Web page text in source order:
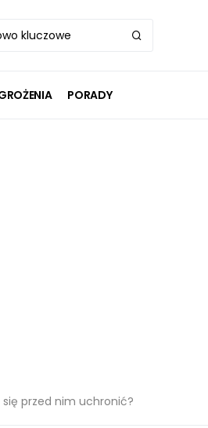
PORADY
przed nim uchronić?